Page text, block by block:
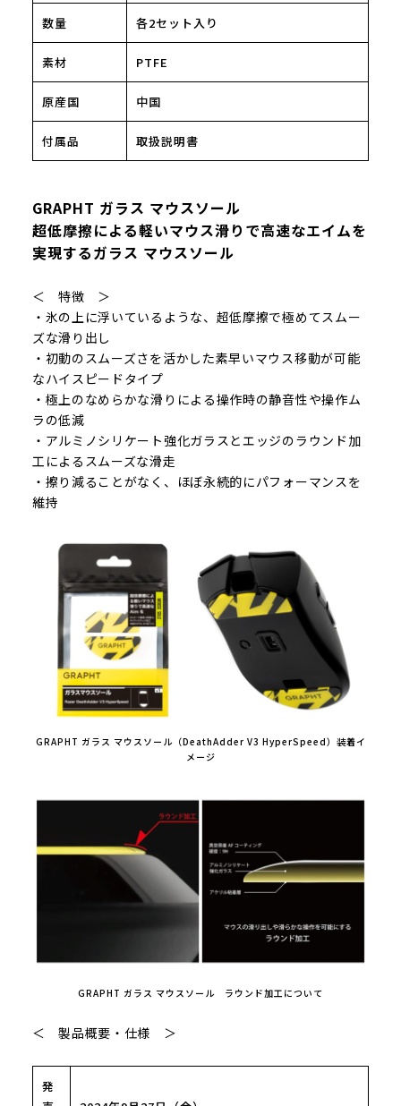
数量 各2セット入り
素材 PTFE
原産国 中国
付属品 取扱説明書
GRAPHT ガラス マウスソール
超低摩擦による軽いマウス滑りで高速なエイムを
実現するガラス マウスソール
＜ 特徴 ＞
・氷の上に浮いているような、超低摩擦で極めてスムー
ズな滑り出し
・初動のスムーズさを活かした素早いマウス移動が可能
なハイスピードタイプ
・極上のなめらかな滑りによる操作時の静音性や操作ム
ラの低減
・アルミノシリケート強化ガラスとエッジのラウンド加
工によるスムーズな滑走
・擦り減ることがなく、ほぼ永続的にパフォーマンスを
維持
GRAPHT ガラス マウスソール（DeathAdder V3 HyperSpeed）装着イ
メージ
GRAPHT ガラス マウスソール ラウンド加工について
＜ 製品概要・仕様 ＞
発